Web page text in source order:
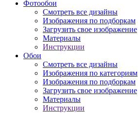
Фотообои
Смотреть все дизайны
Изображения по подборкам
Загрузить свое изображение
Материалы
Инструкции
Обои
Смотреть все дизайны
Изображения по категориям
Изображения по подборкам
Загрузить свое изображение
Материалы
Инструкции